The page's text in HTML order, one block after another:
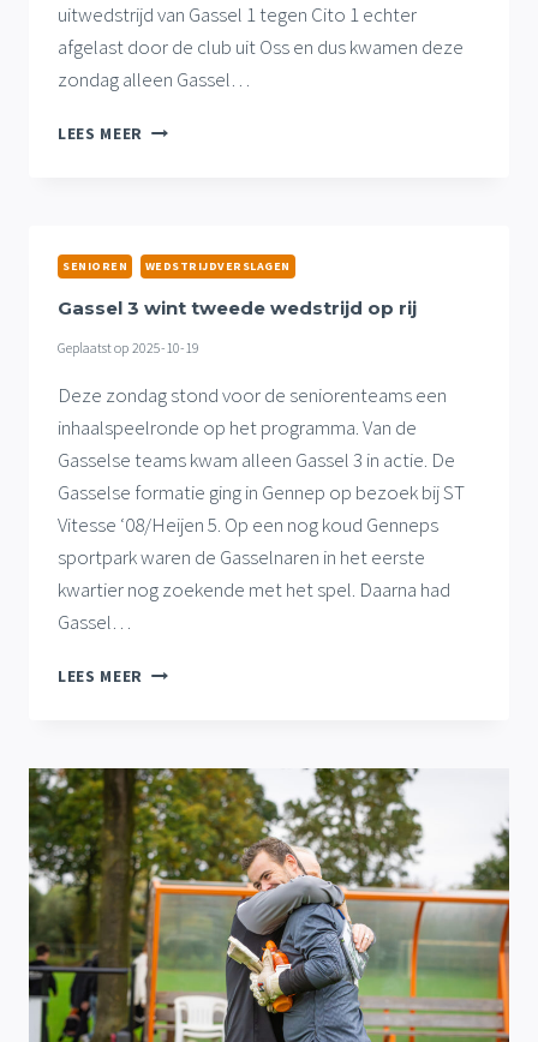
uitwedstrijd van Gassel 1 tegen Cito 1 echter
afgelast door de club uit Oss en dus kwamen deze
zondag alleen Gassel…
LEES MEER GASSEL
VOORT,
GELIJKSPEL
GASSEL
SENIOREN WEDSTRIJDVERSLAGEN
Gassel 3 wint tweede wedstrijd op rij
Geplaatst op 2025-10-19
Deze zondag stond voor de seniorenteams een
inhaalspeelronde op het programma. Van de
Gasselse teams kwam alleen Gassel 3 in actie. De
Gasselse formatie ging in Gennep op bezoek bij ST
Vitesse ‘08/Heijen 5. Op een nog koud Genneps
sportpark waren de Gasselnaren in het eerste
kwartier nog zoekende met het spel. Daarna had
Gassel…
LEES MEER GASSEL
WEDSTRIJD
OP
RIJ